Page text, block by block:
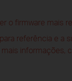
o firmware mais
referência e a